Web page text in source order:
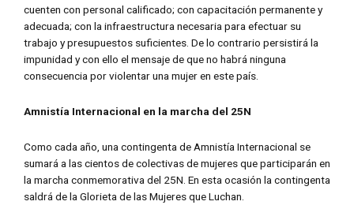
cuenten con personal calificado; con capacitación permanente y
adecuada; con la infraestructura necesaria para efectuar su
trabajo y presupuestos suficientes. De lo contrario persistirá la
impunidad y con ello el mensaje de que no habrá ninguna
consecuencia por violentar una mujer en este país.
Amnistía Internacional en la marcha del 25N
Como cada año, una contingenta de Amnistía Internacional se
sumará a las cientos de colectivas de mujeres que participarán en
la marcha conmemorativa del 25N. En esta ocasión la contingenta
saldrá de la Glorieta de las Mujeres que Luchan.